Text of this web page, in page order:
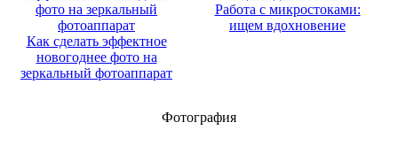
Как сделать эффектное
новогоднее фото на
зеркальный фотоаппарат
Работа с микростоками:
ищем вдохновение
Фотография